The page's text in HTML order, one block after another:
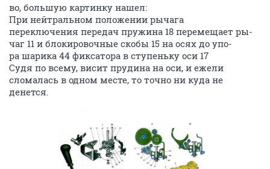
во, большую картинку нашел:
При нейтральном положении рычага
переключения передач пружина 18 перемещает ры-
чаг 11 и блокировочные скобы 15 на осях до упо-
ра шарика 44 фиксатора в ступеньку оси 17
Судя по всему, висит прудина на оси, и ежели
сломалась в одном месте, то точно ни куда не
денется.